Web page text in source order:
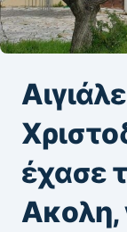
έχασε
Ακολη,